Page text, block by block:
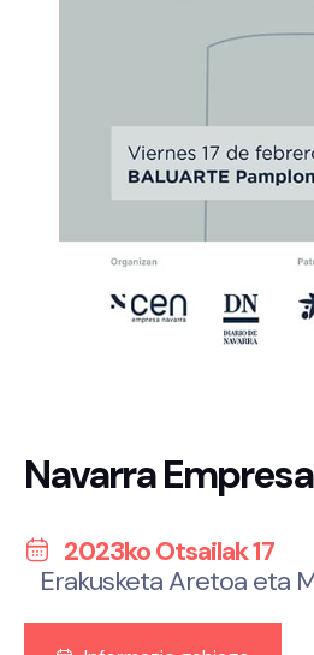
Navarra
2023ko Otsailak 17
Erakusketa Aretoa eta